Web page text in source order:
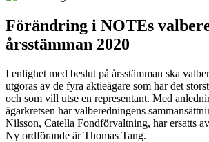
Förändring i NOTEs
årsstämman 2020
I enlighet med beslut på årsstämman ska
utgöras av de fyra aktieägare som har det
och som vill utse en representant. Med
ägarkretsen har valberedningens
Nilsson, Catella Fondförvaltning, har ersatts
Ny ordförande är Thomas Tang.